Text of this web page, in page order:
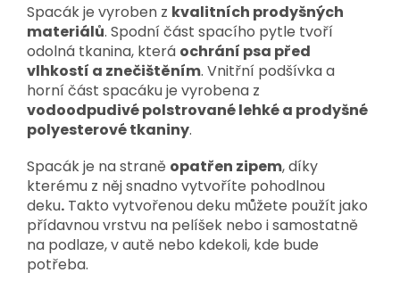
Spacák je vyroben z kvalitních prodyšných
materiálů. Spodní část spacího pytle tvoří
odolná tkanina, která ochrání psa před
vlhkostí a znečištěním. Vnitřní podšívka a
horní část spacáku je vyrobena z
vodoodpudivé polstrované lehké a prodyšné
polyesterové tkaniny.
Spacák je na straně opatřen zipem, díky
kterému z něj snadno vytvoříte pohodlnou
deku. Takto vytvořenou deku můžete použít jako
přídavnou vrstvu na pelíšek nebo i samostatně
na podlaze, v autě nebo kdekoli, kde bude
potřeba.